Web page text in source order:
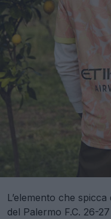
L’elemento che
del Palermo F.C. 26-